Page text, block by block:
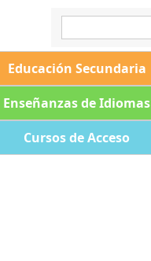
Educación Secundaria
Enseñanzas de Idiomas
Cursos de Acceso